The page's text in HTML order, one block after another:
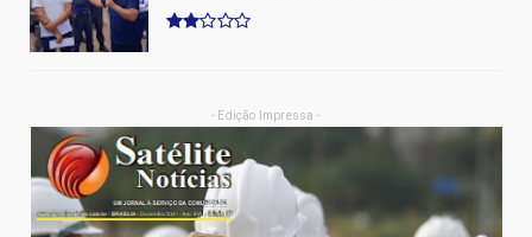
- Edição Impressa -